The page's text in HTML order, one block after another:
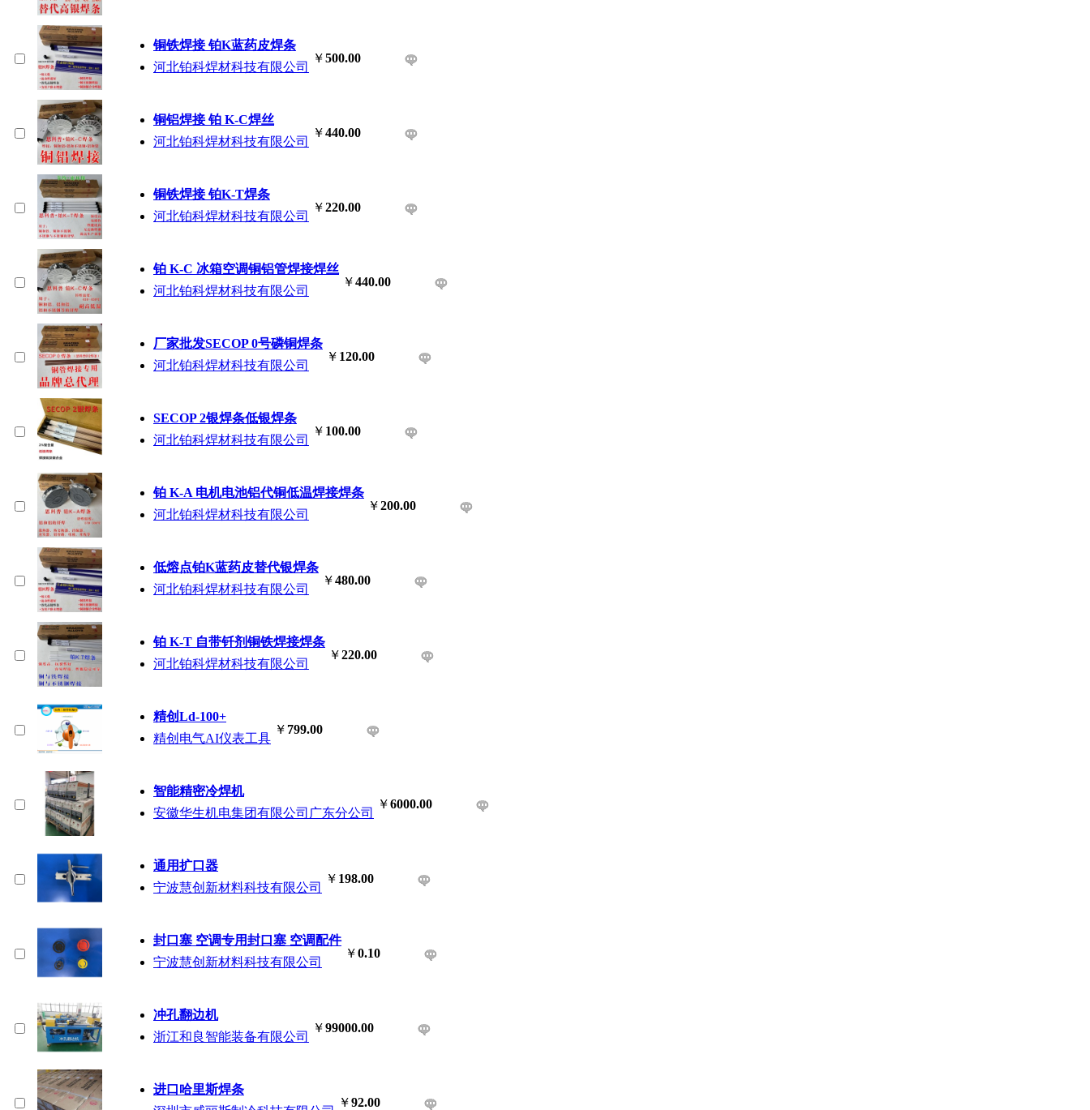
铜铁焊接 铂K蓝药皮焊条
河北铂科焊材科技有限公司
￥500.00
铜铝焊接 铂 K-C焊丝
河北铂科焊材科技有限公司
￥440.00
铜铁焊接 铂K-T焊条
河北铂科焊材科技有限公司
￥220.00
铂 K-C 冰箱空调铜铝管焊接焊丝
河北铂科焊材科技有限公司
￥440.00
厂家批发SECOP 0号磷铜焊条
河北铂科焊材科技有限公司
￥ 120.00
SECOP 2银焊条低银焊条
河北铂科焊材科技有限公司
￥ 100.00
铂 K-A 电机电池铝代铜低温焊接焊条
河北铂科焊材科技有限公司
￥200.00
低熔点铂K蓝药皮替代银焊条
河北铂科焊材科技有限公司
￥480.00
铂 K-T 自带钎剂铜铁焊接焊条
河北铂科焊材科技有限公司
￥220.00
精创Ld-100+
精创电气AI仪表工具
￥ 799.00
智能精密冷焊机
安徽华生机电集团有限公司广东分公司
￥6000.00
通用扩口器
宁波慧创新材料科技有限公司
￥ 198.00
封口塞 空调专用封口塞 空调配件
宁波慧创新材料科技有限公司
￥0.10
冲孔翻边机
浙江和良智能装备有限公司
￥99000.00
进口哈里斯焊条
￥92.00